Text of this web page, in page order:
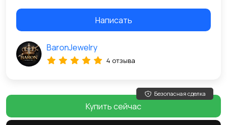
Написать
BaronJewelry
4 отзыва
Безопасная сделка
Купить сейчас